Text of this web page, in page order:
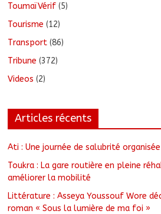
ToumaïVérif (5)
Tourisme (12)
Transport (86)
Tribune (372)
Videos (2)
Articles récents
Ati : Une journée de salubrité
Toukra : La gare routière en pleine
améliorer la mobilité
Littérature : Asseya Youssouf Wore
roman « Sous la lumière de ma foi »